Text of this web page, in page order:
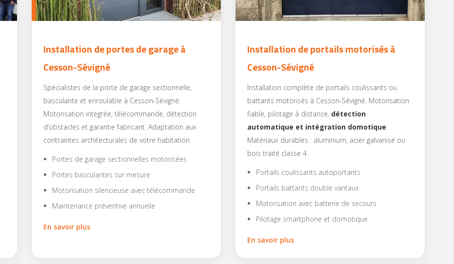
Installation de portes de garage à
Cesson-Sévigné
Spécialistes de la porte de garage sectionnelle,
basculante et enroulable à Cesson-Sévigné.
Motorisation intégrée, télécommande, détection
d’obstacles et garantie fabricant. Adaptation aux
contraintes architecturales de votre habitation.
Portes de garage sectionnelles motorisées
Portes basculantes sur mesure
Motorisation silencieuse avec télécommande
Maintenance préventive annuelle
En savoir plus
Installation de portails motorisés à
Cesson-Sévigné
Installation complète de portails coulissants ou
battants motorisés à Cesson-Sévigné. Motorisation
fiable, pilotage à distance, détection
automatique et intégration domotique.
Matériaux durables : aluminium, acier galvanisé ou
bois traité classe 4.
Portails coulissants autoportants
Portails battants double vantaux
Motorisation avec batterie de secours
Pilotage smartphone et domotique
En savoir plus